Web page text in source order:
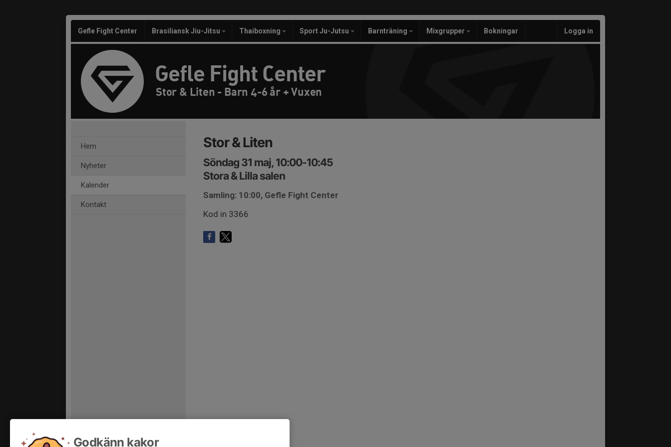
Gefle Fight Center Brasiliansk Jiu-Jitsu Thaiboxning Sport Ju-Jutsu Barnträning Mixgrupper Bokningar Logga in
Gefle Fight Center
Stor & Liten - Barn 4-6 år + Vuxen
Hem
Nyheter
Kalender
Kontakt
Stor & Liten
Söndag 31 maj, 10:00-10:45
Stora & Lilla salen
Samling: 10:00, Gefle Fight Center
Kod in 3366
Godkänn kakor